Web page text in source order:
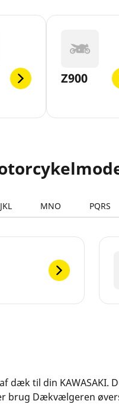
Z900
JKL MNO PQRS
dæk til din
brug Dækvælgeren